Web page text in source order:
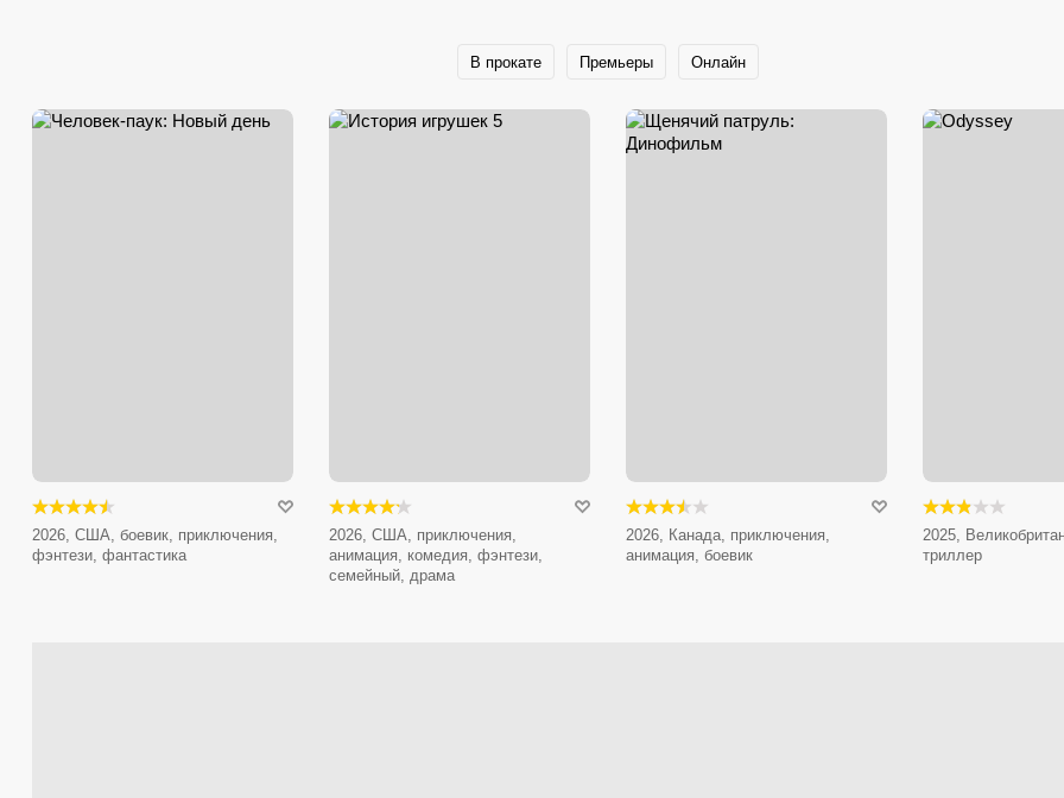
В прокате Премьеры Онлайн
2026, США, боевик, приключения,
фэнтези, фантастика
2026, США, приключения,
анимация, комедия, фэнтези,
семейный, драма
2026, Канада, приключения,
анимация, боевик
2025,
триллер